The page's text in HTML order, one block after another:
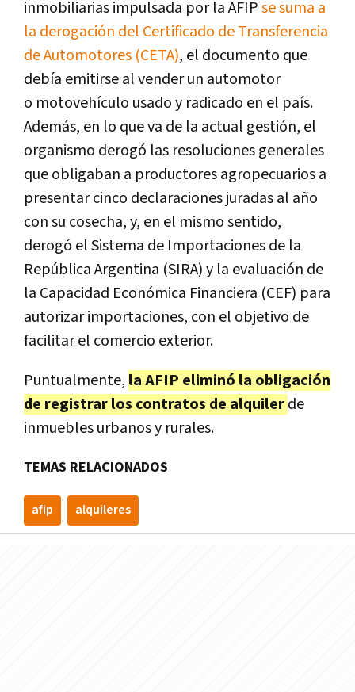
inmobiliarias impulsada por la AFIPse suma a
la derogación del Certificado de Transferencia
de Automotores (CETA), el documento que
debía emitirse al vender un automotor
o motovehículo usado y radicado en el país.
Además, en lo que va de la actual gestión, el
organismo derogó las resoluciones generales
que obligaban a productores agropecuarios a
presentar cinco declaraciones juradas al año
con su cosecha, y, en el mismo sentido,
derogó el Sistema de Importaciones de la
República Argentina (SIRA) y la evaluación de
la Capacidad Económica Financiera (CEF) para
autorizar importaciones, con el objetivo de
facilitar el comercio exterior.
Puntualmente, la AFIP eliminó la obligación
de registrar los contratos de alquilerde
inmuebles urbanos y rurales.
TEMAS RELACIONADOS
afip alquileres